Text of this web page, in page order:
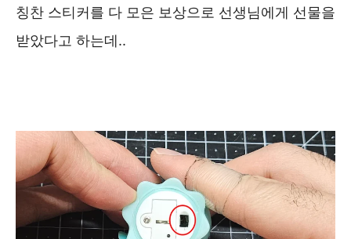
칭찬 스티커를 다 모은 보상으로 선생님에게 선물을
받았다고 하는데..